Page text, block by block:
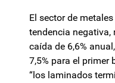
El sector de
tendencia negativa,
caída de 6,6%
7,5% para el primer
“los laminados